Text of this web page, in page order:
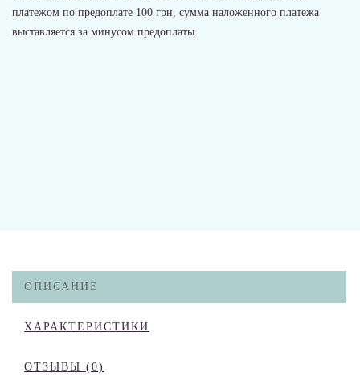
платежом по предоплате 100 грн, сумма наложенного платежа
выставляется за минусом предоплаты.
ОПИСАНИЕ
ХАРАКТЕРИСТИКИ
ОТЗЫВЫ (0)